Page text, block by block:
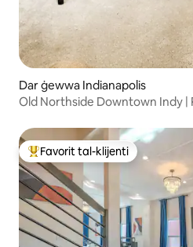
Dar ġewwa Indianapolis
Old Northside Downtown Indy |
Wieħed mill-aqwa favoriti tal-
Favorit tal-klijenti